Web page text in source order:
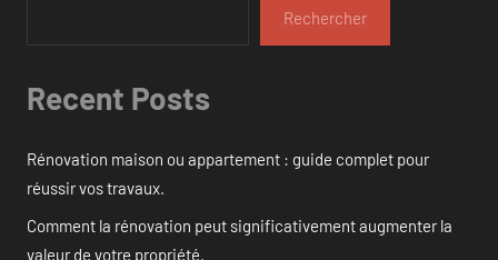
Rechercher
Recent Posts
Rénovation maison ou appartement : guide complet pour
réussir vos travaux.
Comment la rénovation peut significativement augmenter la
valeur de votre propriété.